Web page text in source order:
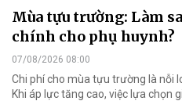
Mùa tựu trường: Làm
chính cho phụ huynh?
07/08/2026 08:00
Chi phí cho mùa tựu trường là nỗi
Khi áp lực tăng cao, việc lựa chọn